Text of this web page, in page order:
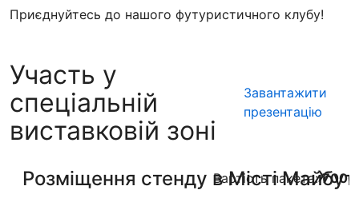
Приєднуйтесь до нашого футуристичного клубу!
Участь у
спеціальній
виставковій зоні
Завантажити
презентацію
Розміщення стенду в Місті
Вартість пакета: